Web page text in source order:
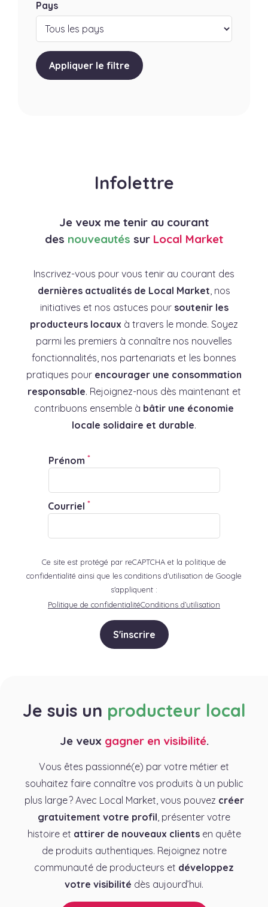
Pays
Appliquer le filtre
Infolettre
Je veux me tenir au courant
des nouveautés sur Local Market
Inscrivez-vous pour vous tenir au courant des
dernières actualités de Local Market, nos
initiatives et nos astuces pour soutenir les
producteurs locaux à travers le monde. Soyez
parmi les premiers à connaître nos nouvelles
fonctionnalités, nos partenariats et les bonnes
pratiques pour encourager une consommation
responsable. Rejoignez-nous dès maintenant et
contribuons ensemble à bâtir une économie
locale solidaire et durable.
Prénom *
Courriel *
Ce site est protégé par reCAPTCHA et la politique de
confidentialité ainsi que les conditions d'utilisation de Google
s'appliquent :
Politique de confidentialitéConditions d’utilisation
S'inscrire
Je suis un producteur local
Je veux gagner en visibilité.
Vous êtes passionné(e) par votre métier et
souhaitez faire connaître vos produits à un public
plus large ? Avec Local Market, vous pouvez créer
gratuitement votre profil , présenter votre
histoire et attirer de nouveaux clientsen quête
de produits authentiques. Rejoignez notre
communauté de producteurs et développez
votre visibilité dès aujourd’hui.